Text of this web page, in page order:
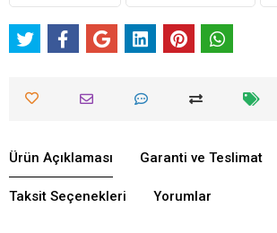
Ürün Açıklaması Garanti ve Teslimat
Taksit Seçenekleri Yorumlar